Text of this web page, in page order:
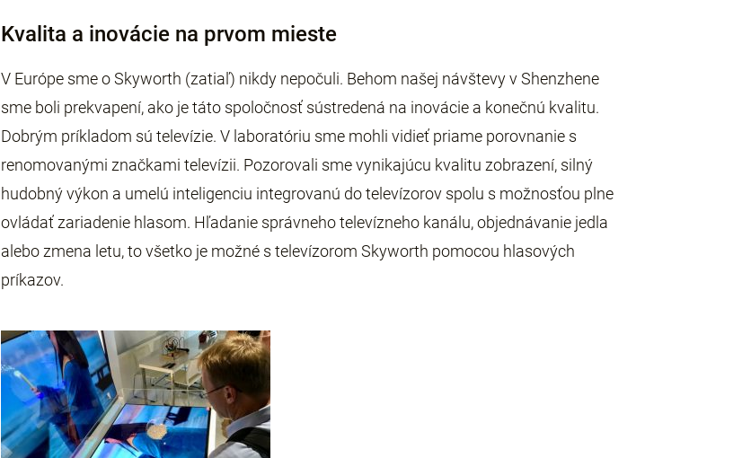
Kvalita a inovácie na prvom mieste
V Európe sme o Skyworth (zatiaľ) nikdy nepočuli. Behom našej návštevy v Shenzhene
sme boli prekvapení, ako je táto spoločnosť sústredená na inovácie a konečnú kvalitu.
Dobrým príkladom sú televízie. V laboratóriu sme mohli vidieť priame porovnanie s
renomovanými značkami televízii. Pozorovali sme vynikajúcu kvalitu zobrazení, silný
hudobný výkon a umelú inteligenciu integrovanú do televízorov spolu s možnosťou plne
ovládať zariadenie hlasom. Hľadanie správneho televízneho kanálu, objednávanie jedla
alebo zmena letu, to všetko je možné s televízorom Skyworth pomocou hlasových
príkazov.